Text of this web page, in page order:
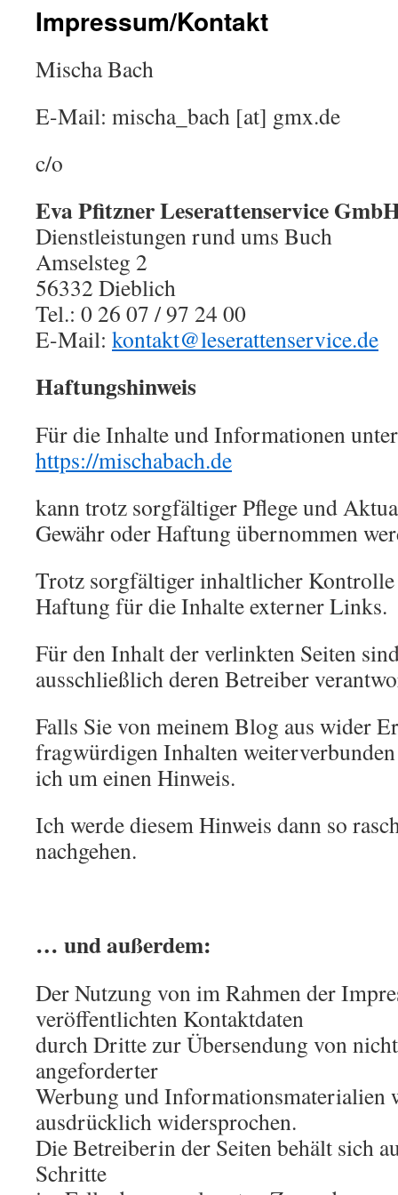
Impressum/Kontakt
Mischa Bach
E-Mail: mischa_bach [at] gmx.de
c/o
Eva Pfitzner Leserattenservice
Dienstleistungen rund ums Buch
Amselsteg 2
56332 Dieblich
Tel.: 0 26 07 / 97 24 00
E-Mail: kontakt@leserattenservice.de
Haftungshinweis
Für die Inhalte und Informationen
https://mischabach.de
kann trotz sorgfältiger Pflege und
Gewähr oder Haftung übernommen
Trotz sorgfältiger inhaltlicher Kontrolle
Haftung für die Inhalte externer Links.
Für den Inhalt der verlinkten Seiten
ausschließlich deren Betreiber
Falls Sie von meinem Blog aus wider
fragwürdigen Inhalten
ich um einen Hinweis.
Ich werde diesem Hinweis dann so
nachgehen.
… und außerdem:
Der Nutzung von im Rahmen der
veröffentlichten Kontaktdaten
durch Dritte zur Übersendung von
angeforderter
Werbung und
ausdrücklich widersprochen.
Die Betreiberin der Seiten behält sich
Schritte